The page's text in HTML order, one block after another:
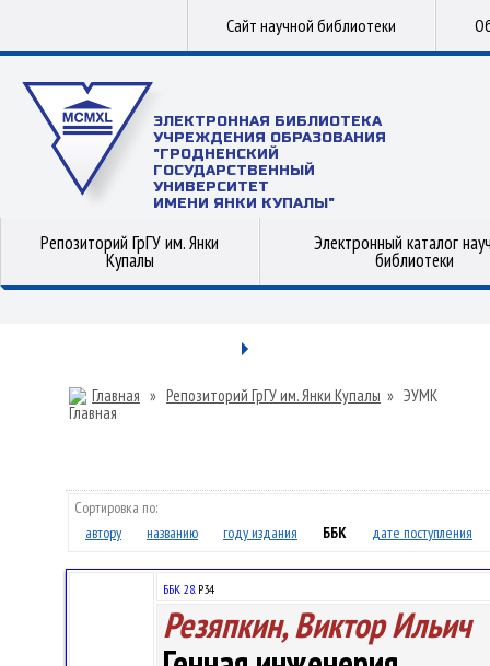
Сайт научной библиотеки
ЭЛЕКТРОННАЯ БИБЛИОТЕКА
УЧРЕЖДЕНИЯ ОБРАЗОВАНИЯ
"ГРОДНЕНСКИЙ
ГОСУДАРСТВЕННЫЙ
УНИВЕРСИТЕТ
ИМЕНИ ЯНКИ КУПАЛЫ"
Репозиторий ГрГУ им. Янки
Купалы
Электронный каталог
библиотеки
Главная » Репозиторий ГрГУ им. Янки Купалы » ЭУМК
Сортировка по:
автору
названию году издания ББК дате поступления
ББК 28.Р34
Резяпкин, Виктор Ильич